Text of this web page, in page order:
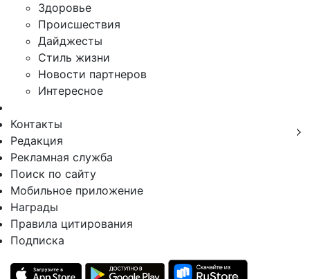
Здоровье
Происшествия
Дайджесты
Стиль жизни
Новости партнеров
Интересное
Контакты
Редакция
Рекламная служба
Поиск по сайту
Мобильное приложение
Награды
Правила цитирования
Подписка